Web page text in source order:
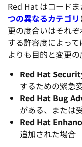
Red Hat はコード
つの異なるカテゴリ
更の度合いはそれ
する許容度によっ
よりも目的と変更の
Red Hat
するための緊急
Red Hat Bug
がある、または
Red Hat
追加された場合